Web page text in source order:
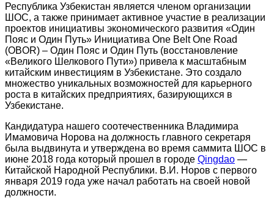
Республика Узбекистан является членом организации
ШОС, а также принимает активное участие в реализации
проектов инициативы экономического развития «Один
Пояс и Один Путь» Инициатива One Belt One Road
(OBOR) – Один Пояс и Один Путь (восстановление
«Великого Шелкового Пути») привела к масштабным
китайским инвестициям в Узбекистане. Это создало
множество уникальных возможностей для карьерного
роста в китайских предприятиях, базирующихся в
Узбекистане.
Кандидатура нашего соотечественника Владимира
Имамовича Норова на должность главного секретаря
была выдвинута и утверждена во время саммита ШОС в
июне 2018 года который прошел в городе Qingdao —
Китайской Народной Республики. В.И. Норов с первого
января 2019 года уже начал работать на своей новой
должности.